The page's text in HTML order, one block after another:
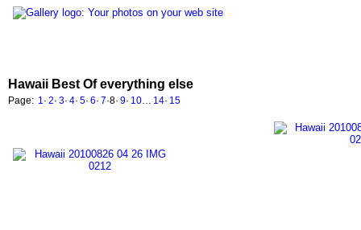
Hawaii Best Of everything else
Page: 1 · 2· 3· 4· 5· 6· 7·8· 9· 10 14· 15